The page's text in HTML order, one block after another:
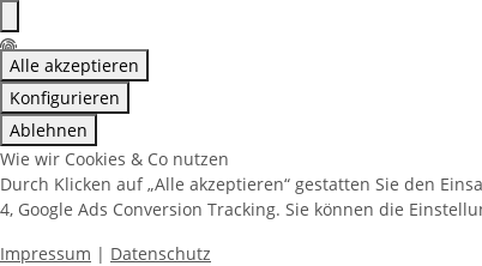
Alle akzeptieren
Konfigurieren
Ablehnen
Wie wir Cookies & Co nutzen
Durch Klicken auf „Alle akzeptieren“ gestatten Sie den
4, Google Ads Conversion Tracking. Sie können die
Impressum | Datenschutz